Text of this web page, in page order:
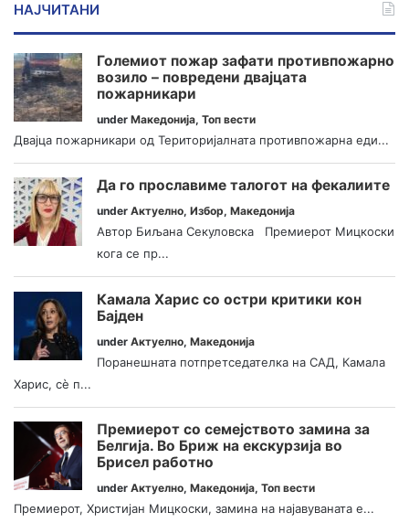
НАЈЧИТАНИ
Големиот пожар зафати противпожарно
возило – повредени двајцата
пожарникари
under Македонија, Топ вести
Двајца пожарникари од Територијалната противпожарна еди...
Да го прославиме талогот на фекалиите
under Актуелно, Избор, Македонија
Автор Биљана Секуловска Премиерот Мицкоски
кога се пр...
Камала Харис со остри критики кон
Бајден
under Актуелно, Македонија
Поранешната потпретседателка на САД, Камала
Харис, сè п...
Премиерот со семејството замина за
Белгија. Во Бриж на екскурзија во
Брисел работно
under Актуелно, Македонија, Топ вести
Премиерот, Христијан Мицкоски, замина на најавуваната е...